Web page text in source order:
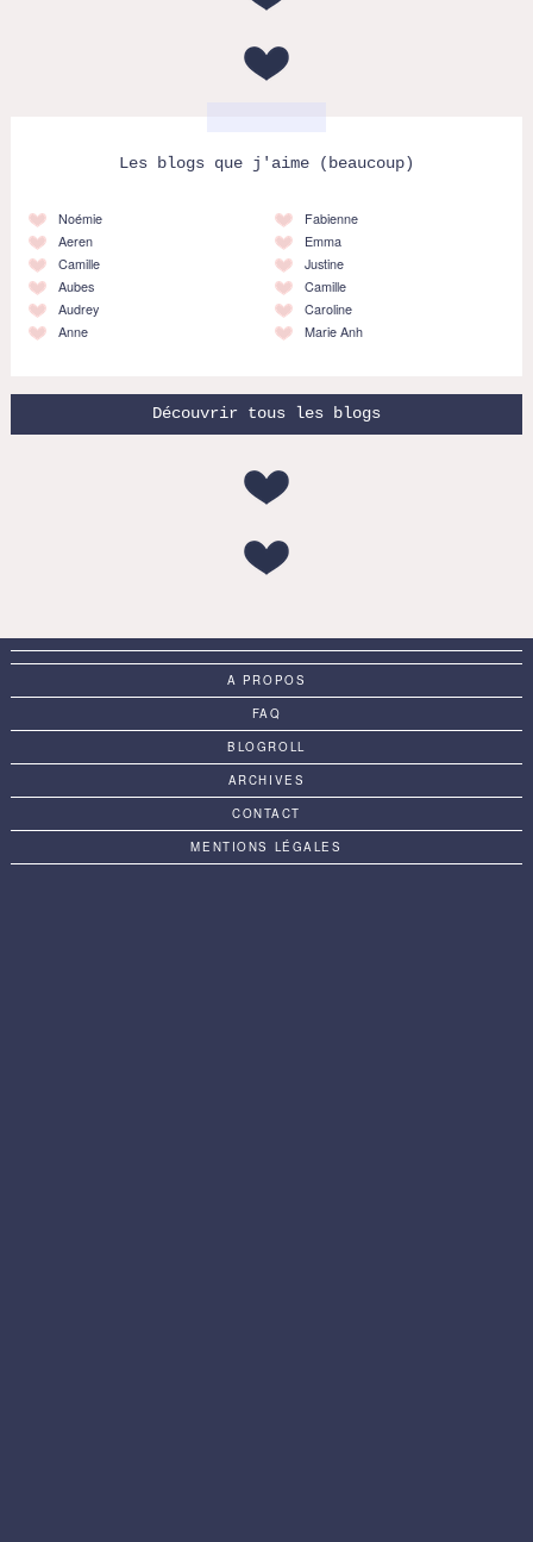
Les blogs que j'aime (beaucoup)
Noémie
Aeren
Camille
Aubes
Audrey
Anne
Fabienne
Emma
Justine
Camille
Caroline
Marie Anh
Découvrir tous les blogs
A PROPOS
FAQ
BLOGROLL
ARCHIVES
CONTACT
MENTIONS LÉGALES